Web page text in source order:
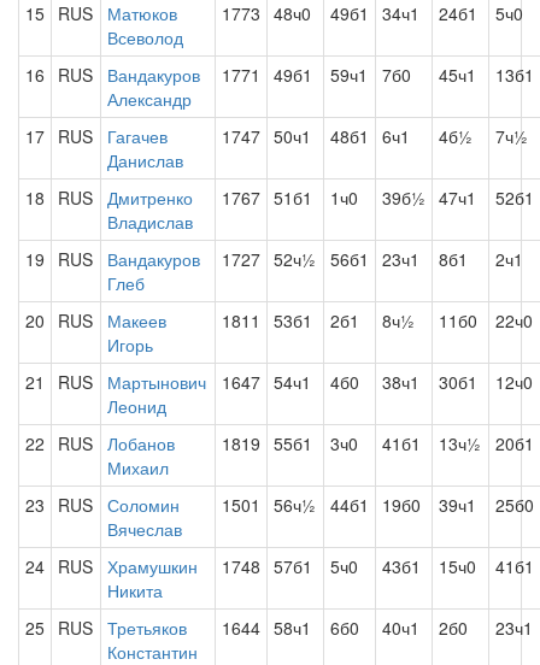
15 RUS
Матюков
Всеволод
1773 48ч0 49б1 34ч1 24б1 5ч0
16 RUS
Вандакуров
Александр
1771 49б1 59ч1 7б0 45ч1 13б1
17 RUS
Гагачев
Данислав
1747 50ч1 48б1 6ч1 4б½ 7ч½
18 RUS Дмитренко
Владислав
1767 51б1 1ч0 39б½ 47ч1 52б1
19 RUS
Вандакуров
Глеб
1727 52ч½ 56б1 23ч1 8б1 2ч1
20 RUS
Макеев
Игорь
1811 53б1 2б1 8ч½ 11б0 22ч0
21 RUS
Мартынович
Леонид
1647 54ч1 4б0 38ч1 30б1 12ч0
22 RUS Лобанов
Михаил
1819 55б1 3ч0 41б1 13ч½ 20б1
23 RUS Соломин
Вячеслав
1501 56ч½ 44б1 19б0 39ч1 25б0
24 RUS Храмушкин
Никита
1748 57б1 5ч0 43б1 15ч0 41б1
25 RUS Третьяков
Константин
1644 58ч1 6б0 40ч1 2б0 23ч1